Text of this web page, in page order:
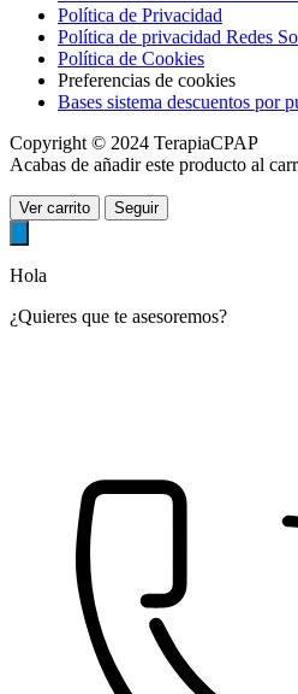
Política de Privacidad
Política de privacidad Redes
Política de Cookies
Preferencias de cookies
Bases sistema descuentos por
Copyright © 2024 TerapiaCPAP
Acabas de añadir este producto al
Ver carrito Seguir
Hola
¿Quieres que te asesoremos?